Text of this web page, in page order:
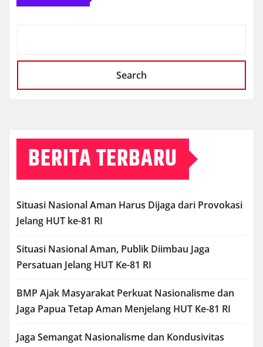
Search
BERITA TERBARU
Situasi Nasional Aman Harus Dijaga dari Provokasi
Jelang HUT ke-81 RI
Situasi Nasional Aman, Publik Diimbau Jaga
Persatuan Jelang HUT Ke-81 RI
BMP Ajak Masyarakat Perkuat Nasionalisme dan
Jaga Papua Tetap Aman Menjelang HUT Ke-81 RI
Jaga Semangat Nasionalisme dan Kondusivitas